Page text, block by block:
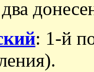
: 1-й